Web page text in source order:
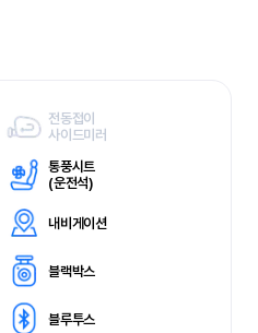
전동접이
사이드미러
통풍시트
(운전석)
내비게이션
블랙박스
블루투스